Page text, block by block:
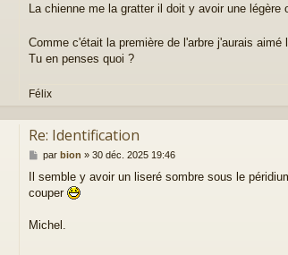
La chienne me la gratter il doit y avoir une légère
Comme c'était la première de l'arbre j'aurais aimé
Tu en penses quoi ?
Félix
Re: Identification
M
s
s
g
par bion » 30 déc. 2025 19:46
Il semble y avoir un liseré sombre sous le
couper
Michel.